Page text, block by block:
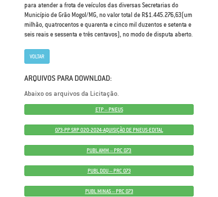
para atender a frota de veículos das diversas Secretarias do
Município de Grão Mogol/MG, no valor total de R$1.445.276,63(um
milhão, quatrocentos e quarenta e cinco mil duzentos e setenta e
seis reais e sessenta e três centavos), no modo de disputa aberto.
VOLTAR
ARQUIVOS PARA DOWNLOAD:
Abaixo os arquivos da Licitação.
ETP – PNEUS
073-PP SRP 020-2024-AQUISIÇÃO DE PNEUS-EDITAL
PUBL AMM – PRC 073
PUBL DOU – PRC 073
PUBL MINAS – PRC 073